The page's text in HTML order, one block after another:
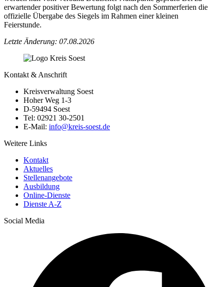
erwartender positiver Bewertung folgt nach den Sommerferien die
offizielle Übergabe des Siegels im Rahmen einer kleinen
Feierstunde.
Letzte Änderung: 07.08.2026
Kontakt & Anschrift
Kreisverwaltung Soest
Hoher Weg 1-3
D-59494 Soest
Tel: 02921 30-2501
E-Mail: info@​kreis-soest.de
Weitere Links
Kontakt
Aktuelles
Stellenangebote
Ausbildung
Online-Dienste
Dienste A-Z
Social Media